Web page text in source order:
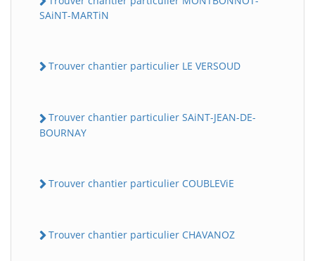
SAiNT-MARTiN
Trouver chantier particulier LE VERSOUD
Trouver chantier particulier SAiNT-JEAN-DE-
BOURNAY
Trouver chantier particulier COUBLEViE
Trouver chantier particulier CHAVANOZ